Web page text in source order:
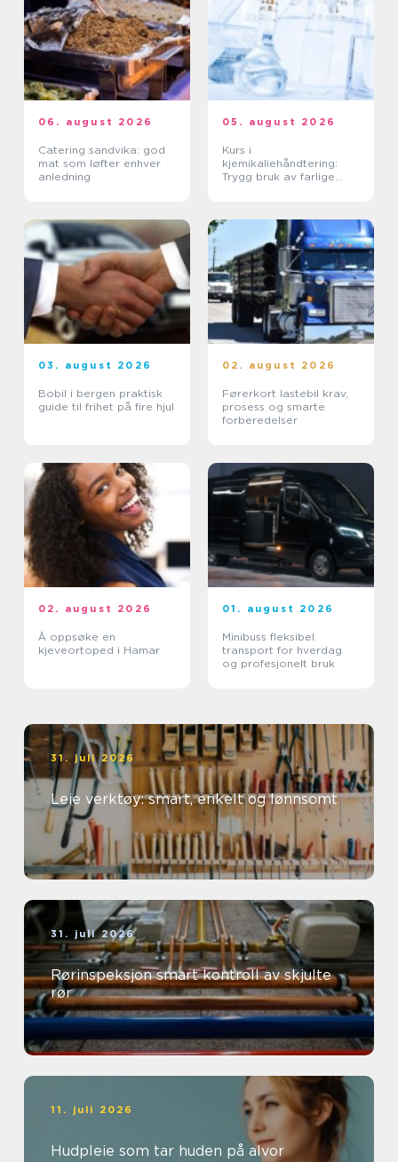
06. august 2026
Catering sandvika: god
mat som løfter enhver
anledning
05. august 2026
Kurs i
kjemikaliehåndtering:
Trygg bruk av farlige
03. august 2026
Bobil i bergen praktisk
guide til frihet på fire hjul
02. august 2026
Førerkort lastebil krav,
prosess og smarte
forberedelser
02. august 2026
Å oppsøke en
kjeveortoped i Hamar
01. august 2026
Minibuss fleksibel
transport for hverdag
og profesjonelt bruk
31. juli 2026
Leie verktøy: smart, enkelt og lønnsomt
31. juli 2026
Rørinspeksjon smart kontroll av skjulte
rør
11. juli 2026
Hudpleie som tar huden på alvor